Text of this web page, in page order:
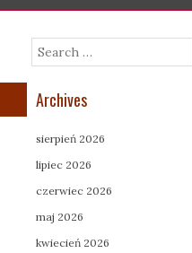
Search
Archives
sierpień 2026
lipiec 2026
czerwiec 2026
maj 2026
kwiecień 2026